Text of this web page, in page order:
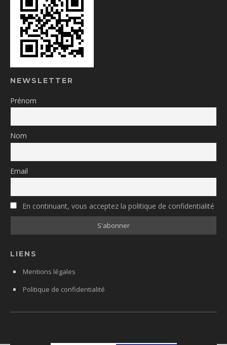
NEWSLETTER
Prénom
Nom
Email
En continuant, vous acceptez la politique de confidentialité
LIENS
Mentions légales
Politique de confidentialité